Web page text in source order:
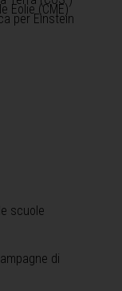
Eolie (CME)
per Einstein
scuole
di